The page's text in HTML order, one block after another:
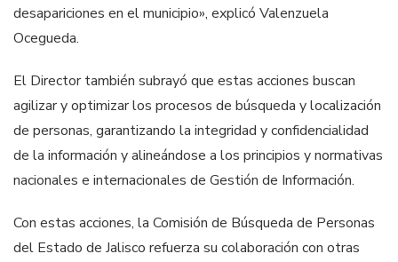
desapariciones en el municipio», explicó Valenzuela
Ocegueda.
El Director también subrayó que estas acciones buscan
agilizar y optimizar los procesos de búsqueda y localización
de personas, garantizando la integridad y confidencialidad
de la información y alineándose a los principios y normativas
nacionales e internacionales de Gestión de Información.
Con estas acciones, la Comisión de Búsqueda de Personas
del Estado de Jalisco refuerza su colaboración con otras